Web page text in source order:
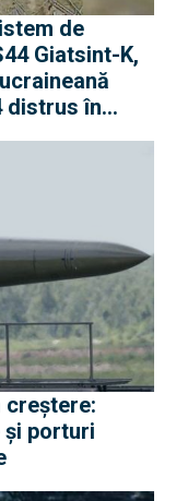
de
Giatsint-K,
distrus în
și porturi